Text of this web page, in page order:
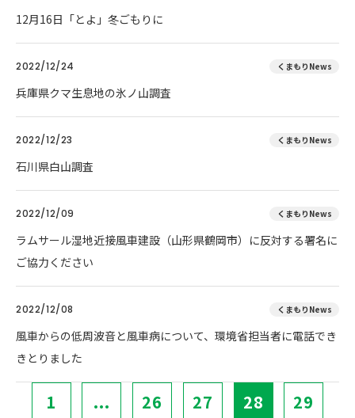
12月16日「とよ」冬ごもりに
2022/12/24 くまもりNews
兵庫県クマ生息地の氷ノ山調査
2022/12/23 くまもりNews
石川県白山調査
2022/12/09 くまもりNews
ラムサール湿地近接風車建設（山形県鶴岡市）に反対する署名に
ご協力ください
2022/12/08 くまもりNews
風車からの低周波音と風車病について、環境省担当者に電話でき
きとりました
1 ... 26 27 28 29